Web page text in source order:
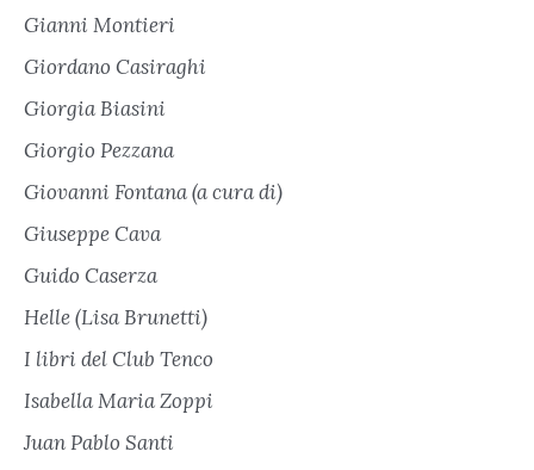
Gianni Montieri
Giordano Casiraghi
Giorgia Biasini
Giorgio Pezzana
Giovanni Fontana (a cura di)
Giuseppe Cava
Guido Caserza
Helle (Lisa Brunetti)
I libri del Club Tenco
Isabella Maria Zoppi
Juan Pablo Santi